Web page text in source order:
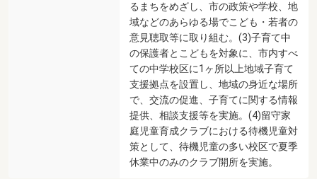
るまちをめざし、市の政策や学校、地
域などのあらゆる場でこども・若者の
意見聴取等に取り組む。(3)子育て中
の保護者とこどもを対象に、市内すべ
ての中学校区に1ヶ所以上地域子育て
支援拠点を設置し、地域の身近な場所
で、交流の促進、子育てに関する情報
提供、相談支援等を実施。(4)留守家
庭児童育成クラブにおける待機児童対
策として、待機児童の多い校区で夏季
休業中のみのクラブ開所を実施。